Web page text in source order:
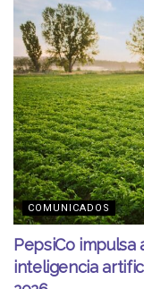
COMUNICADOS
PepsiCo
inteligencia